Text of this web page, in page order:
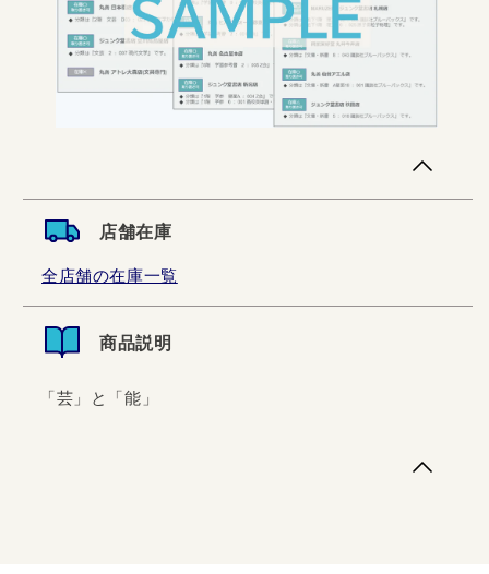
店舗在庫
全店舗の在庫一覧
商品説明
「芸」と「能」